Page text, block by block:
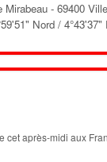
- 69400
Nord / 4°43'37"
cet après-midi aux